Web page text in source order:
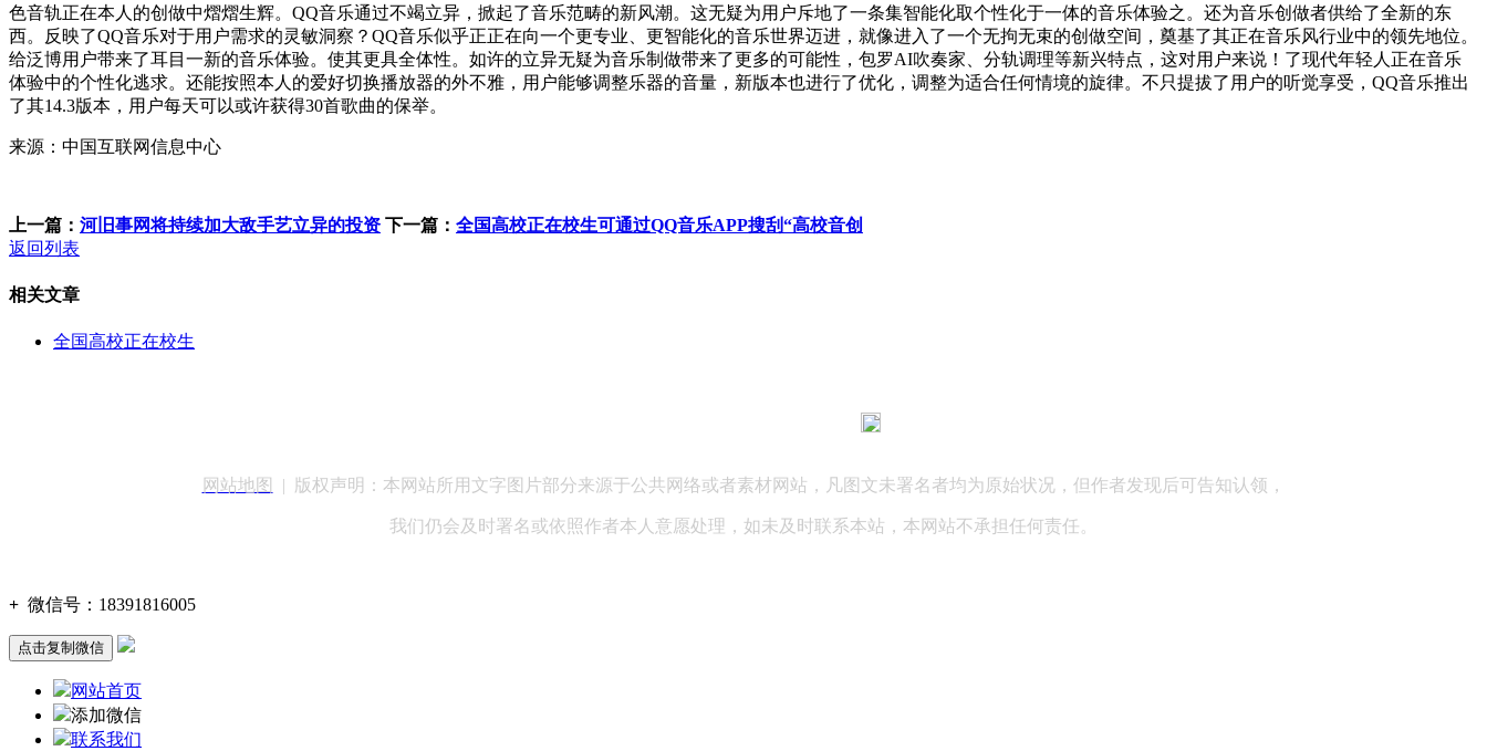
色音轨正在本人的创做中熠熠生辉。QQ音乐通过不竭立异，掀起了音乐范畴的新风潮。这无疑为用户斥地了一条集智能化取个性化于一体的音乐体验之。还为音乐创做者供给了全新的东
西。反映了QQ音乐对于用户需求的灵敏洞察？QQ音乐似乎正正在向一个更专业、更智能化的音乐世界迈进，就像进入了一个无拘无束的创做空间，奠基了其正在音乐风行业中的领先地位。
给泛博用户带来了耳目一新的音乐体验。使其更具全体性。如许的立异无疑为音乐制做带来了更多的可能性，包罗AI吹奏家、分轨调理等新兴特点，这对用户来说！了现代年轻人正在音乐
体验中的个性化逃求。还能按照本人的爱好切换播放器的外不雅，用户能够调整乐器的音量，新版本也进行了优化，调整为适合任何情境的旋律。不只提拔了用户的听觉享受，QQ音乐推出
了其14.3版本，用户每天可以或许获得30首歌曲的保举。
来源：中国互联网信息中心
上一篇： 河旧事网将持续加大敌手艺立异的投资 下一篇： 全国高校正在校生可通过QQ音乐APP搜刮“高校音创
返回列表
相关文章
全国高校正在校生
网站地图 | 版权声明：本网站所用文字图片部分来源于公共网络或者素材网站，凡图文未署名者均为原始状况，但作者发现后可告知认领，
我们仍会及时署名或依照作者本人意愿处理，如未及时联系本站，本网站不承担任何责任。
+ 微信号： 18391816005
点击复制微信
网站首页
添加微信
联系我们